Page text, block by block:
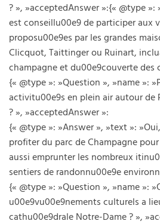
? », »acceptedAnswer »:{« @type »:
est conseillu00e9 de participer aux
proposu00e9es par les grandes
Clicquot, Taittinger ou Ruinart,
champagne et du00e9couverte des
{« @type »: »Question », »name »:
activitu00e9s en plein air autour de
? », »acceptedAnswer »:
{« @type »: »Answer », »text »:
profiter du parc de Champagne
aussi emprunter les nombreux
sentiers de randonnu00e9e
{« @type »: »Question », »name »:
u00e9vu00e9nements culturels a
cathu00e9drale Notre-Dame ? »,